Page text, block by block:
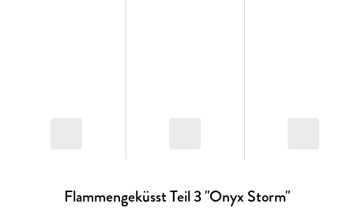
Flammengeküsst Teil 3 "Onyx Storm"